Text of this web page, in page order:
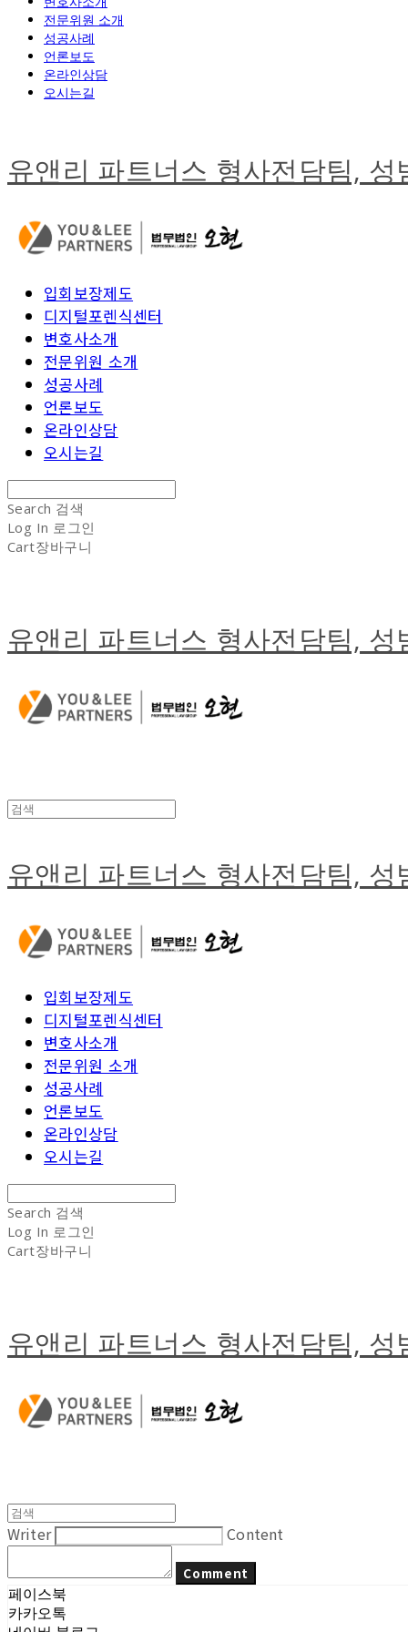
전문위원 소개
성공사례
언론보도
온라인상담
오시는길
유앤리 파트너스 형사전담팀, 성
입회보장제도
디지털포렌식센터
변호사소개
전문위원 소개
성공사례
언론보도
온라인상담
오시는길
Search 검색
Log In 로그인
Cart장바구니
유앤리 파트너스 형사전담팀, 성
유앤리 파트너스 형사전담팀, 성
입회보장제도
디지털포렌식센터
변호사소개
전문위원 소개
성공사례
언론보도
온라인상담
오시는길
Search 검색
Log In 로그인
Cart장바구니
유앤리 파트너스 형사전담팀, 성
Writer Content
Comment
페이스북
카카오톡